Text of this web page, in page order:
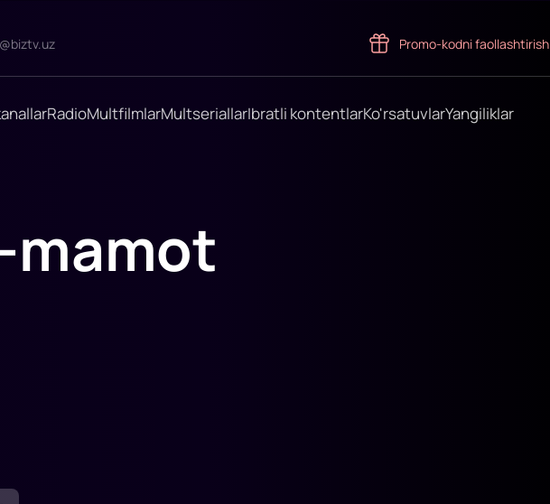
Promo-kodni faollashtirish
RadioMultfilmlarMultseriallarIbratli kontentlarKo'rsatuvlarYangiliklar
mamot